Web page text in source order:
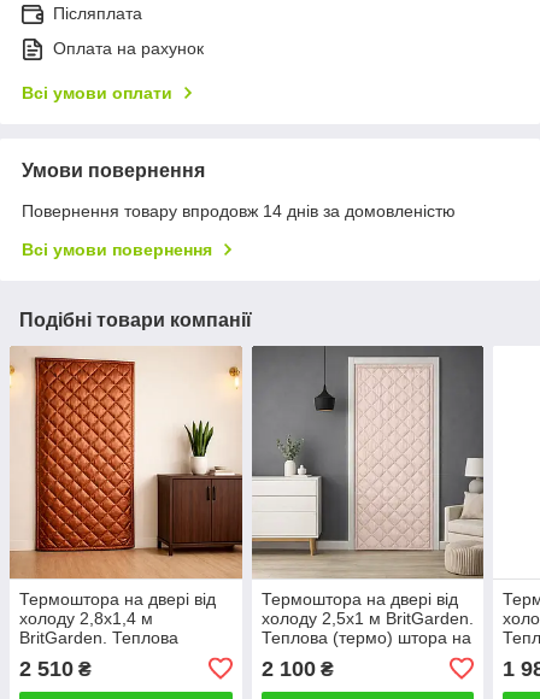
Післяплата
Оплата на рахунок
Всі умови оплати
Умови повернення
Повернення товару впродовж 14 днів за домовленістю
Всі умови повернення
Подібні товари компанії
Термоштора на двері від
холоду 2,8х1,4 м
BritGarden. Теплова
дуже тепла, багатошарова
2 510 ₴
Термоштора на двері від
холоду 2,5х1 м BritGarden.
Теплова (термо) штора на
багатошарова
2 100₴ 1